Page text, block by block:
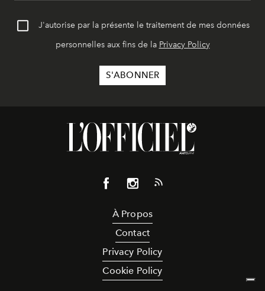
J'autorise par la présente le traitement de mes données
personnelles aux fins de la Privacy Policy
À Propos
Contact
Privacy Policy
Cookie Policy